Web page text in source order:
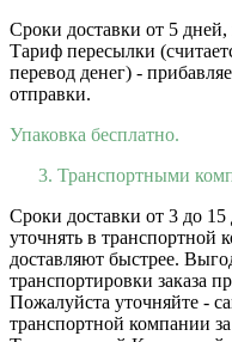
Сроки доставки от 5 дней,
Тариф пересылки
перевод денег) -
отправки.
Упаковка бесплатно.
Транспортными
Сроки доставки от 3 до 15
уточнять в транспортной
доставляют быстрее.
транспортировки заказа
Пожалуйста уточняйте -
транспортной компании